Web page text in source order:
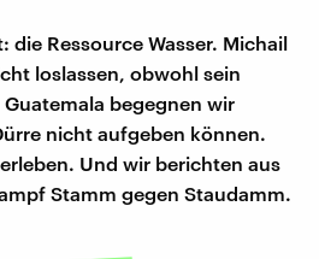
die Ressource Wasser. Michail
loslassen, obwohl sein
begegnen wir
nicht aufgeben können.
Und wir berichten aus
Stamm gegen Staudamm.